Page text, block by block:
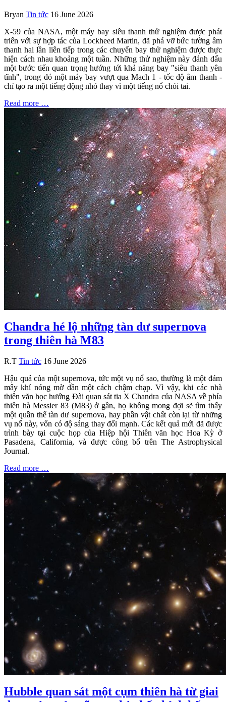
Bryan Tin tức 16 June 2026
X-59 của NASA, một máy bay siêu thanh thử nghiệm được phát
triển với sự hợp tác của Lockheed Martin, đã phá vỡ bức tường âm
thanh hai lần liên tiếp trong các chuyến bay thử nghiệm được thực
hiện cách nhau khoảng một tuần. Những thử nghiệm này đánh dấu
một bước tiến quan trọng hướng tới khả năng bay "siêu thanh yên
tĩnh", trong đó một máy bay vượt qua Mach 1 - tốc độ âm thanh -
chỉ tạo ra một tiếng động nhỏ thay vì một tiếng nổ chói tai.
Read more …
Chandra hé lộ những tàn dư supernova
trong thiên hà M83
R.T Tin tức 16 June 2026
Hậu quả của một supernova, tức một vụ nổ sao, thường là một đám
mây khí nóng mờ dần một cách chậm chạp. Vì vậy, khi các nhà
thiên văn học hướng Đài quan sát tia X Chandra của NASA về phía
thiên hà Messier 83 (M83) ở gần, họ không mong đợi sẽ tìm thấy
một quần thể tàn dư supernova, hay phần vật chất còn lại từ những
vụ nổ này, vốn có độ sáng thay đổi mạnh. Các kết quả mới đã được
trình bày tại cuộc họp của Hiệp hội Thiên văn học Hoa Kỳ ở
Pasadena, California, và được công bố trên The Astrophysical
Journal.
Read more …
Hubble quan sát một cụm thiên hà từ giai